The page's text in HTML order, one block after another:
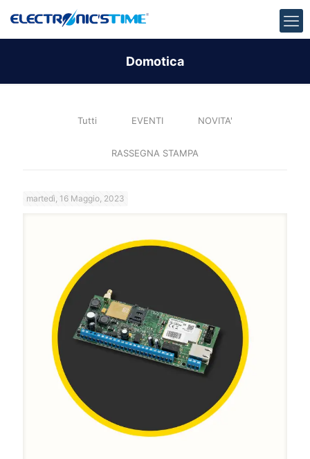
Domotica
Tutti EVENTI NOVITA'
RASSEGNA STAMPA
martedì, 16 Maggio, 2023